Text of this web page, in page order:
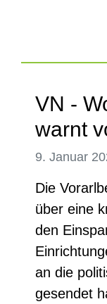
VN -
warnt
9. Januar
Die
über eine
den
an die
gesendet